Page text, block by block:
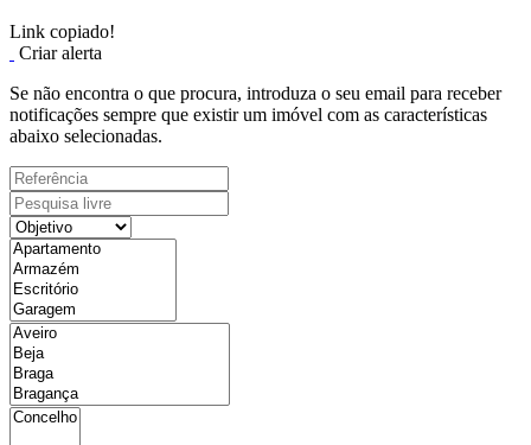
Link copiado!
Criar alerta
Se não encontra o que procura, introduza o seu email para receber
notificações sempre que existir um imóvel com as características
abaixo selecionadas.